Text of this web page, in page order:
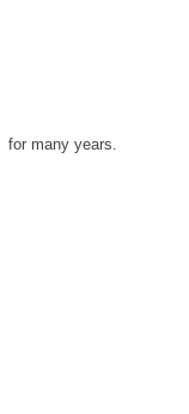
for many years.